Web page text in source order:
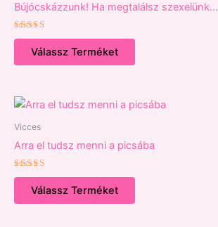
Bújócskázzunk! Ha megtalálsz szexelünk…
Értékelés:
5.00Válassz Terméket
Vicces
Arra el tudsz menni a picsába
Értékelés:
5.00Válassz Terméket